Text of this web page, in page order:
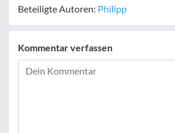
Beteiligte Autoren: Philipp
Kommentar verfassen